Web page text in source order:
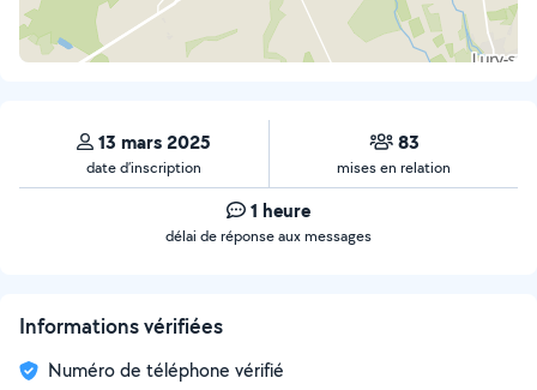
13 mars 2025
date d’inscription
83
mises en relation
1 heure
délai de réponse aux messages
Informations vérifiées
Numéro de téléphone vérifié